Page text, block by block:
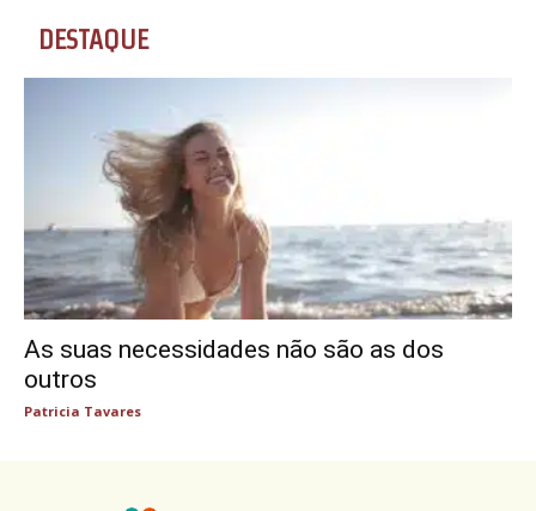
DESTAQUE
As suas necessidades não são as dos
outros
Patricia Tavares